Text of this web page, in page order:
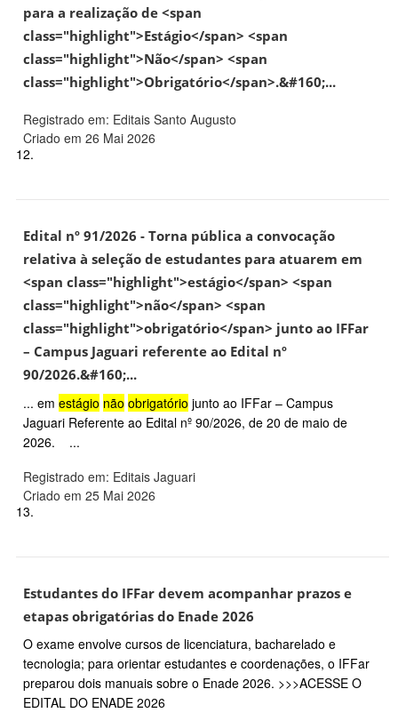
para a realização de <span
class="highlight">Estágio</span> <span
class="highlight">Não</span> <span
class="highlight">Obrigatório</span>.&#160;...
Registrado em: Editais Santo Augusto
Criado em 26 Mai 2026
12.
Edital nº 91/2026 - Torna pública a convocação
relativa à seleção de estudantes para atuarem em
<span class="highlight">estágio</span> <span
class="highlight">não</span> <span
class="highlight">obrigatório</span> junto ao IFFar
– Campus Jaguari referente ao Edital nº
90/2026.&#160;...
... em estágio não obrigatório junto ao IFFar – Campus
Jaguari Referente ao Edital nº 90/2026, de 20 de maio de
2026. ...
Registrado em: Editais Jaguari
Criado em 25 Mai 2026
13.
Estudantes do IFFar devem acompanhar prazos e
etapas obrigatórias do Enade 2026
O exame envolve cursos de licenciatura, bacharelado e
tecnologia; para orientar estudantes e coordenações, o IFFar
preparou dois manuais sobre o Enade 2026. >>>ACESSE O
EDITAL DO ENADE 2026